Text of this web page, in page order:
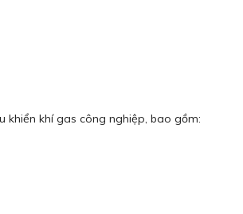
khiển khí gas công nghiệp, bao gồm: